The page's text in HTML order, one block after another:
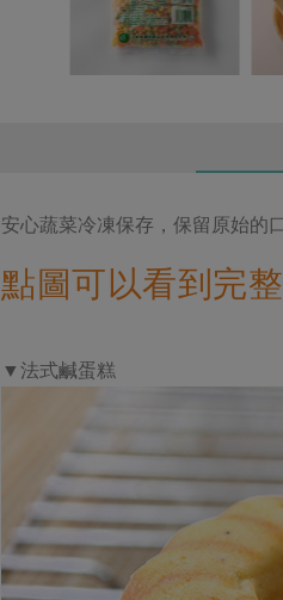
安心蔬菜冷凍保存，保留原始的
點圖可以看到完
▼法式鹹蛋糕